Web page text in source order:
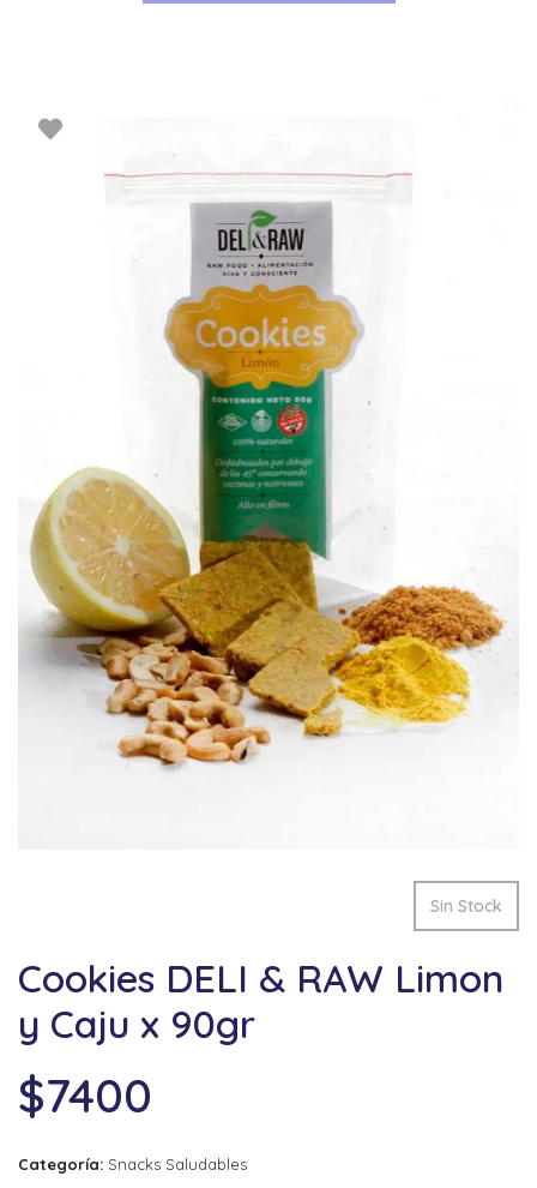
Sin Stock
Cookies DELI & RAW Limon
y Caju x 90gr
$7400
Categoría: Snacks Saludables